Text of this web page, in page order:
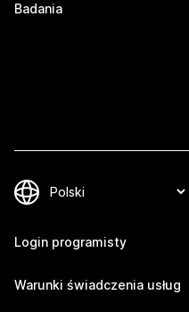
Badania
Login programisty
Warunki świadczenia usług